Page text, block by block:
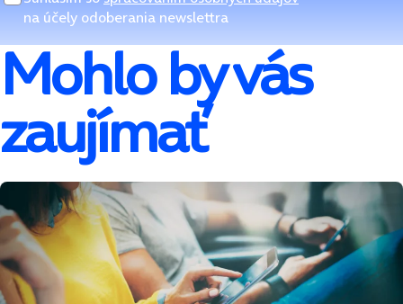
na účely odoberania newslettra
Mohlo by vás
zaujímať